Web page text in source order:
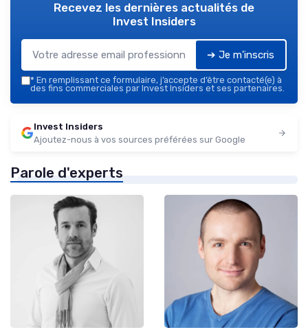
Recevez les dernières actualités de
Invest Insiders
➔ Je m'inscris
* En remplissant ce formulaire, j’accepte d’être contacté(e) à
des fins commerciales par Invest Insiders et ses partenaires.
Invest Insiders
Ajoutez-nous à vos sources préférées sur Google
Parole d'experts